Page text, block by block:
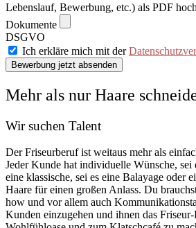
Lebenslauf, Bewerbung, etc.) als PDF hoch
Dokumente
DSGVO
Ich erkläre mich mit der
Bewerbung jetzt absenden
Mehr als nur Haare
Wir suchen Talent
Der Friseurberuf ist weitaus mehr als
Jeder Kunde hat individuelle Wünsche, sei
eine klassische, sei es eine Balayage oder
Haare für einen großen Anlass. Du
how und vor allem auch
Kunden einzugehen und ihnen das